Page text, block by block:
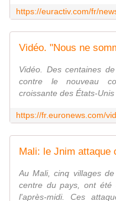
Vidéo. Des centaines
contre le nouveau
croissante des États-Unis
Au Mali, cinq villages
centre du pays, ont été
l'après-midi. Ces